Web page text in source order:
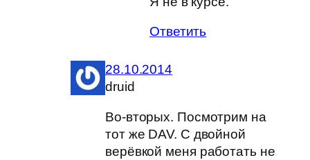
Ответить
28.10.2014
druid
Во-вторых. Посмотрим на
тот же DAV. С двойной
верёвкой меня работать не